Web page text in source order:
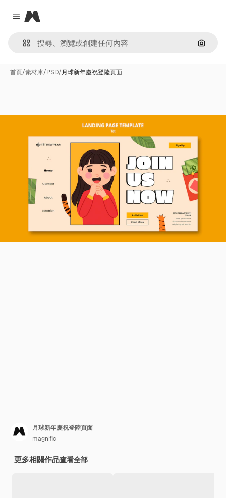
Close menu
Magnific
通過圖
首頁/素材庫/PSD/月球新年慶祝登陸頁面
月球新年慶祝登陸頁面
magnific
更多相關作品查看全部